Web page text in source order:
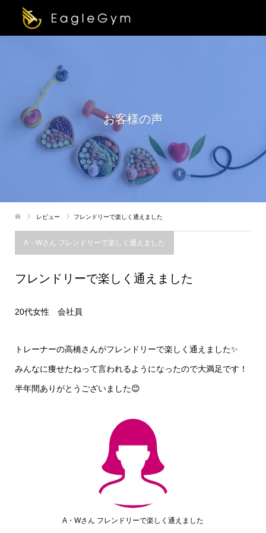
お客様の声
レビュー フレンドリーで楽しく通えました
A・Wさん フレンドリーで楽しく通えました
フレンドリーで楽しく通えました
20代女性 会社員
トレーナーの高橋さんがフレンドリーで楽しく通えました✨
みんなに痩せたねって言われるようになったので大満足です！
半年間ありがとうございました😊
A・Wさん フレンドリーで楽しく通えました